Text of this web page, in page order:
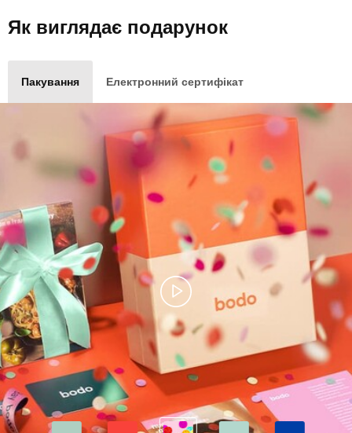
Як виглядає подарунок
Пакування Електронний сертифікат